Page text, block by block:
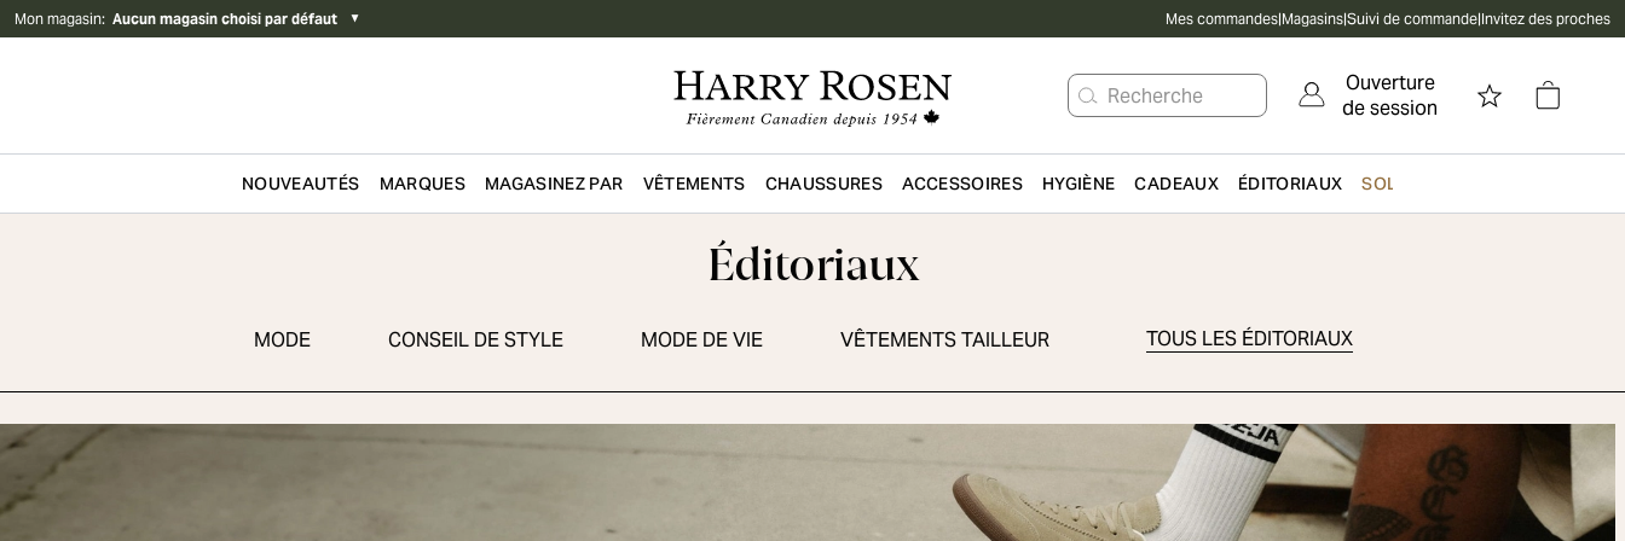
Mon magasin: Aucun magasin choisi par défaut ▼ Mes commandes|Magasins|Suivi de commande|Invitez des proches
Recherche
Ouverture
de session
Passer au contenu principal
NOUVEAUTÉS MARQUES MAGASINEZ PAR VÊTEMENTS CHAUSSURES ACCESSOIRES HYGIÈNE CADEAUX ÉDITORIAUX SOLDES
Éditoriaux
MODE CONSEIL DE STYLE MODE DE VIE VÊTEMENTS TAILLEUR TOUS LES ÉDITORIAUX